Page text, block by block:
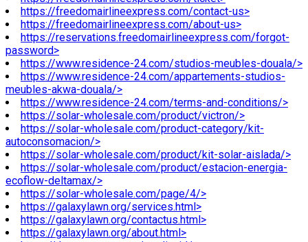
https://freedomairlineexpress.com/contact-us>
https://freedomairlineexpress.com/about-us>
https://reservations.freedomairlineexpress.com/forgot-
password>
https://www.residence-24.com/studios-meubles-douala/>
https://www.residence-24.com/appartements-studios-
meubles-akwa-douala/>
https://www.residence-24.com/terms-and-conditions/>
https://solar-wholesale.com/product/victron/>
https://solar-wholesale.com/product-category/kit-
autoconsomacion/>
https://solar-wholesale.com/product/kit-solar-aislada/>
https://solar-wholesale.com/product/estacion-energia-
ecoflow-deltamax/>
https://solar-wholesale.com/page/4/>
https://galaxylawn.org/services.html>
https://galaxylawn.org/contactus.html>
https://galaxylawn.org/about.html>